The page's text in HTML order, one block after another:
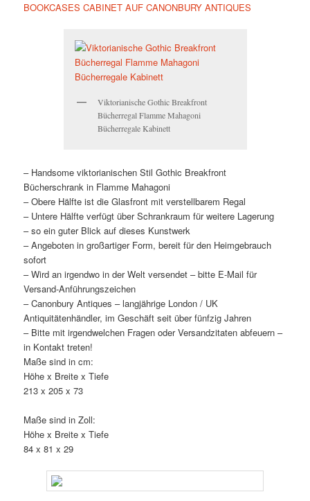
BOOKCASES CABINET AUF CANONBURY ANTIQUES
Viktorianische Gothic Breakfront
Bücherregal Flamme Mahagoni
Bücherregale Kabinett
– Handsome viktorianischen Stil Gothic Breakfront
Bücherschrank in Flamme Mahagoni
– Obere Hälfte ist die Glasfront mit verstellbarem Regal
– Untere Hälfte verfügt über Schrankraum für weitere Lagerung
– so ein guter Blick auf dieses Kunstwerk
– Angeboten in großartiger Form, bereit für den Heimgebrauch
sofort
– Wird an irgendwo in der Welt versendet – bitte E-Mail für
Versand-Anführungszeichen
– Canonbury Antiques – langjährige London / UK
Antiquitätenhändler, im Geschäft seit über fünfzig Jahren
– Bitte mit irgendwelchen Fragen oder Versandzitaten abfeuern –
in Kontakt treten!
Maße sind in cm:
Höhe x Breite x Tiefe
213 x 205 x 73
Maße sind in Zoll:
Höhe x Breite x Tiefe
84 x 81 x 29